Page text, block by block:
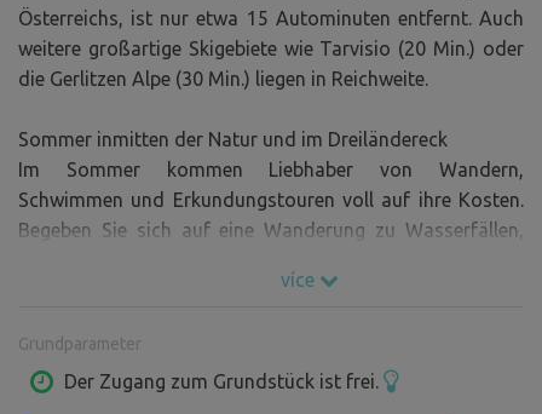
Österreichs, ist nur etwa 15 Autominuten entfernt. Auch
weitere großartige Skigebiete wie Tarvisio (20 Min.) oder
die Gerlitzen Alpe (30 Min.) liegen in Reichweite.
Sommer inmitten der Natur und im Dreiländereck
Im Sommer kommen Liebhaber von Wandern,
Schwimmen und Erkundungstouren voll auf ihre Kosten.
Begeben Sie sich auf eine Wanderung zu Wasserfällen,
nahegelegene Italien oder Slowenien. Die Umgebung bietet
entspannten Urlaub.
více
Grundparameter
Der Zugang zum Grundstück ist frei.